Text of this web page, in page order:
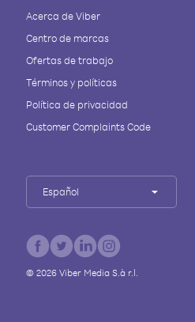
Acerca de Viber
Centro de marcas
Ofertas de trabajo
Términos y políticas
Política de privacidad
Customer Complaints Code
Español
© 2026Viber Media S.à r.l.